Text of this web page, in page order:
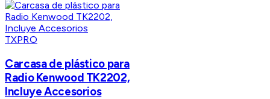
TXPRO
Carcasa de plástico para
Radio Kenwood TK2202,
Incluye Accesorios